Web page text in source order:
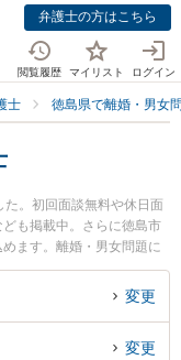
弁護士の方はこちら
閲覧履歴 マイリスト ログイン
士 徳島県で離婚・男女
。初回面談無料や休日面
も掲載中。さらに徳島市
ます。離婚・男女問題に
絞り込み検索もでき便利
やベリーベスト法律事務
護士に相談したい』『婚
変更
変更